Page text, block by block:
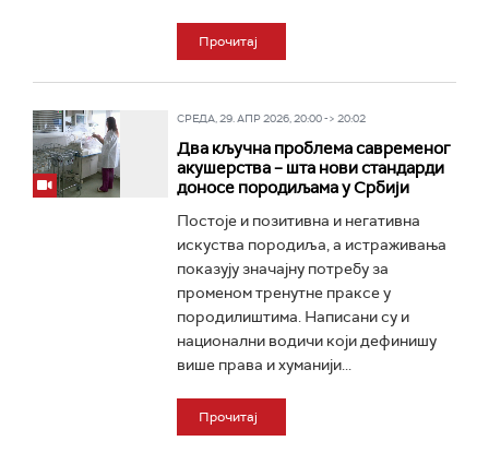
Прочитај
СРЕДА, 29. АПР 2026, 20:00 -> 20:02
Два кључна проблема савременог
акушерства – шта нови стандарди
доносе породиљама у Србији
Постоје и позитивна и негативна
искуства породиља, а истраживања
показују значајну потребу за
променом тренутне праксе у
породилиштима. Написани су и
национални водичи који дефинишу
више права и хуманији...
Прочитај